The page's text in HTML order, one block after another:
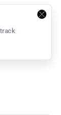
Banská
2, 821